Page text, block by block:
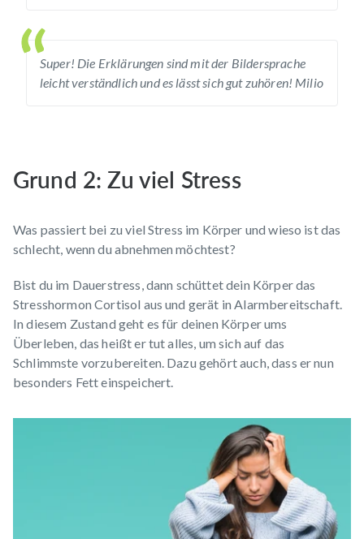
Super! Die Erklärungen sind mit der Bildersprache
leicht verständlich und es lässt sich gut zuhören! Milio
Grund 2: Zu viel Stress
Was passiert bei zu viel Stress im Körper und wieso ist das
schlecht, wenn du abnehmen möchtest?
Bist du im Dauerstress, dann schüttet dein Körper das
Stresshormon Cortisol aus und gerät in Alarmbereitschaft.
In diesem Zustand geht es für deinen Körper ums
Überleben, das heißt er tut alles, um sich auf das
Schlimmste vorzubereiten. Dazu gehört auch, dass er nun
besonders Fett einspeichert.